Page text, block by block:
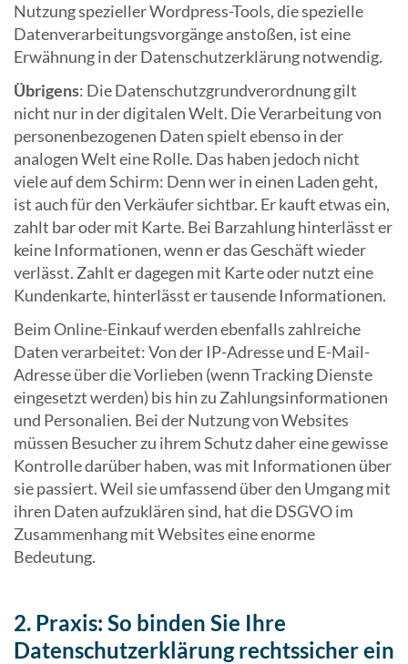
Nutzung spezieller Wordpress-Tools, die spezielle
Datenverarbeitungsvorgänge anstoßen, ist eine
Erwähnung in der Datenschutzerklärung notwendig.
Übrigens: Die Datenschutzgrundverordnung gilt
nicht nur in der digitalen Welt. Die Verarbeitung von
personenbezogenen Daten spielt ebenso in der
analogen Welt eine Rolle. Das haben jedoch nicht
viele auf dem Schirm: Denn wer in einen Laden geht,
ist auch für den Verkäufer sichtbar. Er kauft etwas ein,
zahlt bar oder mit Karte. Bei Barzahlung hinterlässt er
keine Informationen, wenn er das Geschäft wieder
verlässt. Zahlt er dagegen mit Karte oder nutzt eine
Kundenkarte, hinterlässt er tausende Informationen.
Beim Online-Einkauf werden ebenfalls zahlreiche
Daten verarbeitet: Von der IP-Adresse und E-Mail-
Adresse über die Vorlieben (wenn Tracking Dienste
eingesetzt werden) bis hin zu Zahlungsinformationen
und Personalien. Bei der Nutzung von Websites
müssen Besucher zu ihrem Schutz daher eine gewisse
Kontrolle darüber haben, was mit Informationen über
sie passiert. Weil sie umfassend über den Umgang mit
ihren Daten aufzuklären sind, hat die DSGVO im
Zusammenhang mit Websites eine enorme
Bedeutung.
2. Praxis: So binden Sie Ihre
Datenschutzerklärung rechtssicher ein